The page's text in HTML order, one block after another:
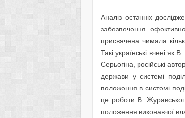
Аналіз останніх
забезпечення
присвячена чимала
Такі українські вчені
Серьогіна, російські
держави у системі
положен­ня в системі
це роботи В.
положення виконавчої